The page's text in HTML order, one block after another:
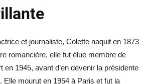
et journaliste, Colette naquit en 1873
romancière, elle fut élue membre de
en 1945, avant d’en devenir la présidente
Elle mourut en 1954 à Paris et fut la